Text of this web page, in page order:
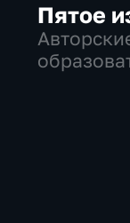
Пятое